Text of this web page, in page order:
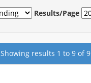
Results/Page
Showing results 1 to 9 of 9